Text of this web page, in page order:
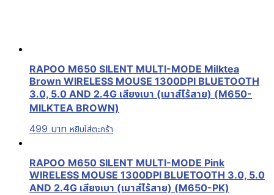
RAPOO M650 SILENT MULTI-MODE Milktea
Brown WIRELESS MOUSE 1300DPI BLUETOOTH
3.0, 5.0 AND 2.4G เสียงเบา (เมาส์ไร้สาย) (M650-
MILKTEA BROWN)
499 บาท หยิบใส่ตะกร้า
RAPOO M650 SILENT MULTI-MODE Pink
WIRELESS MOUSE 1300DPI BLUETOOTH 3.0, 5.0
AND 2.4G เสียงเบา (เมาส์ไร้สาย) (M650-PK)